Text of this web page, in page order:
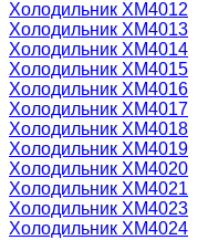
Холодильник ХМ4012
Холодильник ХМ4013
Холодильник ХМ4014
Холодильник ХМ4015
Холодильник ХМ4016
Холодильник ХМ4017
Холодильник ХМ4018
Холодильник ХМ4019
Холодильник ХМ4020
Холодильник ХМ4021
Холодильник ХМ4023
Холодильник ХМ4024